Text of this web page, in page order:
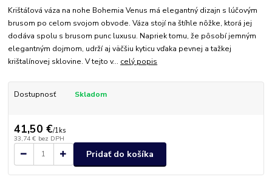
Krištáľová váza na nohe Bohemia Venus má elegantný dizajn s lúčovým
brusom po celom svojom obvode. Váza stojí na štíhle nôžke, ktorá jej
dodáva spolu s brusom punc luxusu. Napriek tomu, že pôsobí jemným
elegantným dojmom, udrží aj väčšiu kyticu vďaka pevnej a tažkej
krištalínovej sklovine. V tejto v... celý popis
Dostupnosť Skladom
41,50 €/1ks
33,74 € bez DPH
Pridať do košíka